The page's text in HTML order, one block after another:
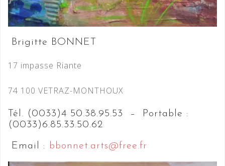
Brigitte BONNET
17 impasse Riante
74 100 VETRAZ-MONTHOUX
Tél. (0033)4 50.38.95.53 – Portable :
(0033)6.85.33.50.62
Email : bbonnet.arts@free.fr